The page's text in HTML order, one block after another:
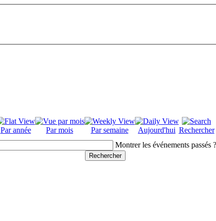
Par année Par mois Par semaine Aujourd'hui Rechercher
Montrer les événements passés ?